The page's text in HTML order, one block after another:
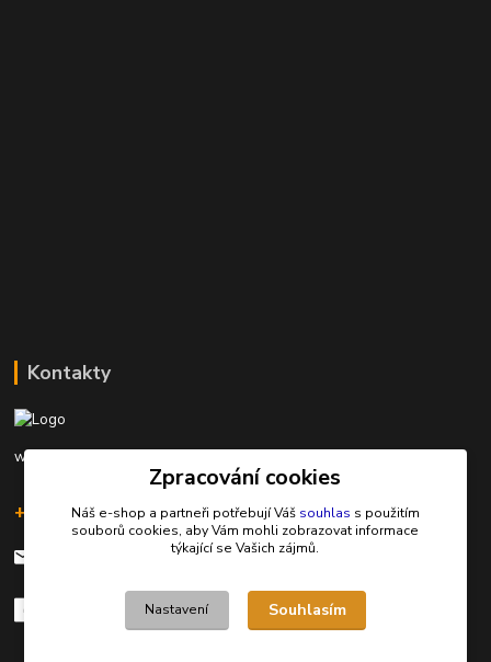
Kontakty
www.rybarinakyjov.cz
+420 603 562 349
rybarinakyjov@seznam.cz
Zpracování cookies
Náš e-shop a partneři potřebují Váš souhlas s použitím
souborů cookies, aby Vám mohli zobrazovat informace
týkající se Vašich zájmů.
Nastavení Souhlasím